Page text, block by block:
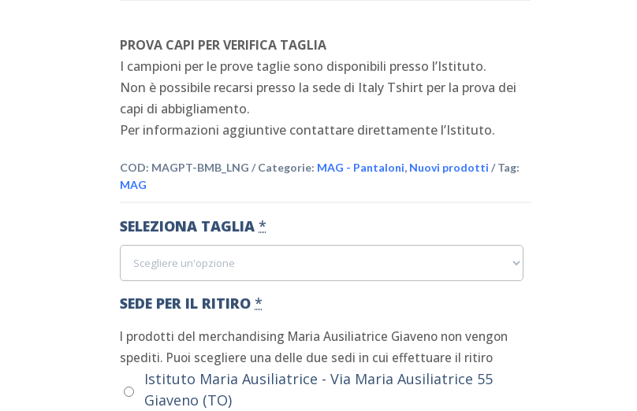
PROVA CAPI PER VERIFICA TAGLIA
I campioni per le prove taglie sono disponibili presso l’Istituto.
Non è possibile recarsi presso la sede di Italy Tshirt per la prova dei
capi di abbigliamento.
Per informazioni aggiuntive contattare direttamente l’Istituto.
COD: MAGPT-BMB_LNG Categorie: MAG - Pantaloni, Nuovi prodotti
Tag:
MAG
SELEZIONA TAGLIA *
SEDE PER IL RITIRO *
I prodotti del merchandising Maria Ausiliatrice Giaveno non vengon
spediti. Puoi scegliere una delle due sedi in cui effettuare il ritiro
Istituto Maria Ausiliatrice - Via Maria Ausiliatrice 55
Giaveno (TO)